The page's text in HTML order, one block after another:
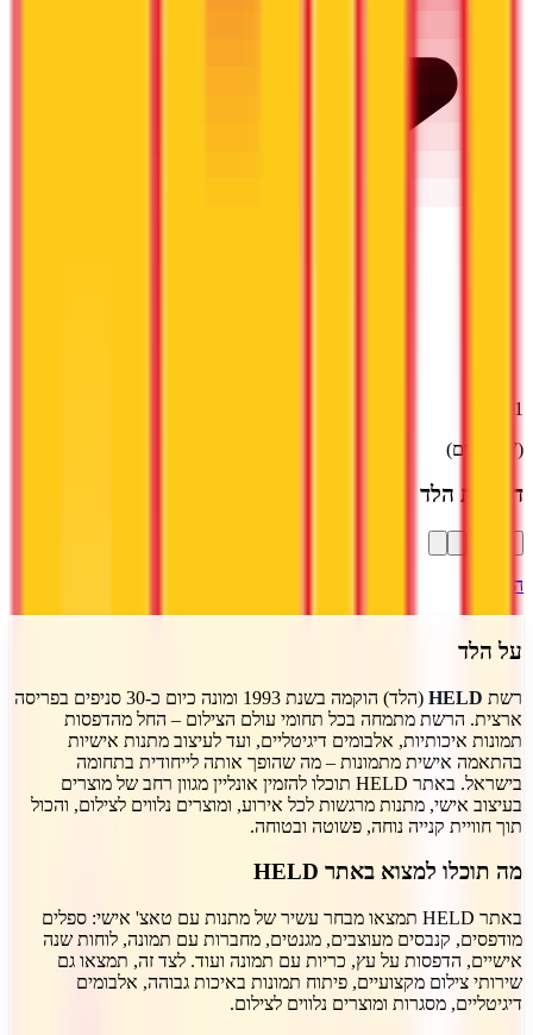
4.1
(
7 דירוגים)
דרג את הלד
התחבר
על הלד
רשת HELD
(הלד) הוקמה בשנת 1993 ומונה כיום כ-30 סניפים בפריסה
ארצית. הרשת מתמחה בכל תחומי עולם הצילום – החל מהדפסות
תמונות איכותיות, אלבומים דיגיטליים, ועד לעיצוב מתנות אישיות
בהתאמה אישית מתמונות – מה שהופך אותה לייחודית בתחומה
בישראל. באתר HELD תוכלו להזמין אונליין מגוון רחב של מוצרים
בעיצוב אישי, מתנות מרגשות לכל אירוע, ומוצרים נלווים לצילום, והכול
תוך חוויית קנייה נוחה, פשוטה ובטוחה.
מה תוכלו למצוא באתר HELD
באתר HELD תמצאו מבחר עשיר של מתנות עם טאצ' אישי: ספלים
מודפסים, קנבסים מעוצבים, מגנטים, מחברות עם תמונה, לוחות שנה
אישיים, הדפסות על עץ, כריות עם תמונה ועוד. לצד זה, תמצאו גם
שירותי צילום מקצועיים, פיתוח תמונות באיכות גבוהה, אלבומים
דיגיטליים, מסגרות ומוצרים נלווים לצילום.